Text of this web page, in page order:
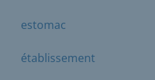
estomac
établissement